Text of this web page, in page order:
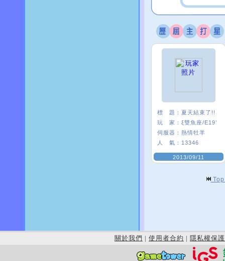
標 題： 夏天結束了!!
玩 家： ξ雙魚座/E19’
伺服器： 熱情牡羊
人 氣： 13346
2013/09/11
關於我們 | 使用者合約 | 隱私權保護